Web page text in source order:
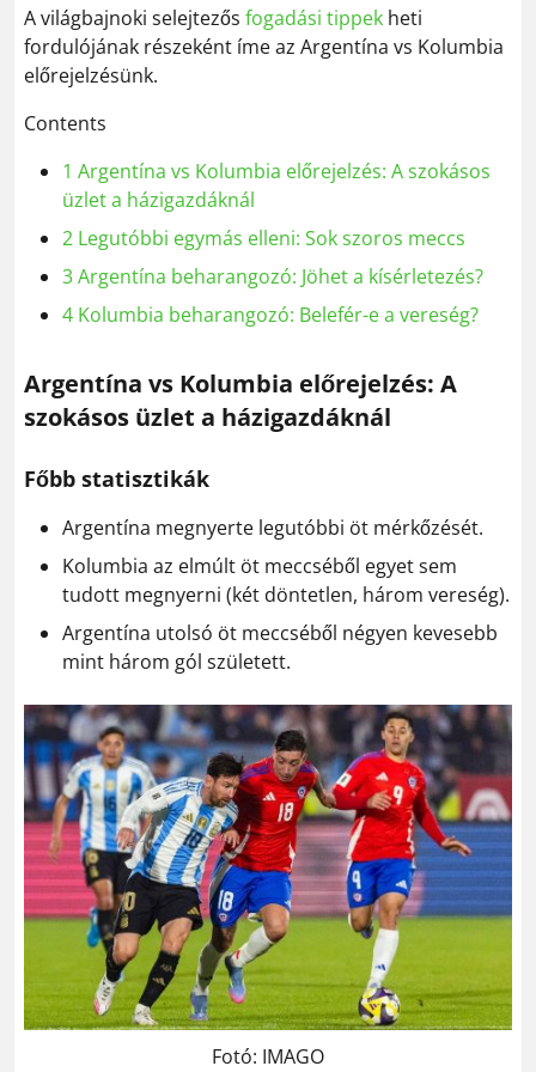
A világbajnoki selejtezős fogadási tippek heti
fordulójának részeként íme az Argentína vs Kolumbia
előrejelzésünk.
Contents
1 Argentína vs Kolumbia előrejelzés: A szokásos
üzlet a házigazdáknál
2 Legutóbbi egymás elleni: Sok szoros meccs
3Argentína beharangozó: Jöhet a kísérletezés?
4 Kolumbia beharangozó: Belefér-e a vereség?
Argentína vs Kolumbia előrejelzés: A
szokásos üzlet a házigazdáknál
Főbb statisztikák
Argentína megnyerte legutóbbi öt mérkőzését.
Kolumbia az elmúlt öt meccséből egyet sem
tudott megnyerni (két döntetlen, három vereség).
Argentína utolsó öt meccséből négyen kevesebb
mint három gól született.
Fotó: IMAGO